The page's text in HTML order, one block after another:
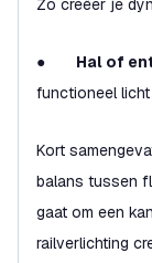
Zo creëer je
● Hal of
functioneel
Kort
balans tussen
gaat om een
railverlichting